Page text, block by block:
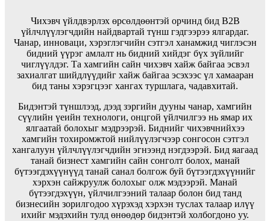
Чихэвч үйлдвэрлэх өрсөлдөөнтэй орчинд бид B2B
үйлчлүүлэгчдийн найдвартай түнш гэдгээрээ ялгардаг.
Чанар, инноваци, хэрэглэгчийн сэтгэл ханамжид чиглэсэн
бидний үүрэг амлалт нь бидний хийдэг бүх зүйлийг
чиглүүлдэг. Та хамгийн сайн чихэвч хайж байгаа эсвэл
захиалгат шийдлүүдийг хайж байгаа эсэхээс үл хамааран
бид таны хэрэгцээг хангах туршлага, чадавхитай.
Бидэнтэй түншлээд, дээд зэргийн дууны чанар, хамгийн
сүүлийн үеийн технологи, онцгой үйлчилгээ нь ямар их
ялгаатай болохыг мэдрээрэй. Биднийг чихэвчнийхээ
хамгийн тохиромжтой нийлүүлэгчээр сонгосон сэтгэл
хангалуун үйлчлүүлэгчдийн эгнээнд нэгдээрэй. Бид яагаад
танай бизнест хамгийн сайн сонголт болох, манай
бүтээгдэхүүнүүд танай санал болгож буй бүтээгдэхүүнийг
хэрхэн сайжруулж болохыг олж мэдээрэй. Манай
бүтээгдэхүүн, үйлчилгээний талаар болон бид танд
бизнесийн зорилгодоо хүрэхэд хэрхэн туслах талаар илүү
ихийг мэдэхийн тулд өнөөдөр бидэнтэй холбогдоно уу.